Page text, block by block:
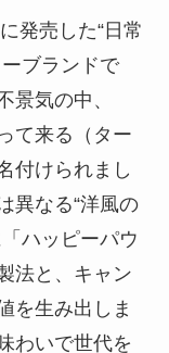
発売した“日常
ブランドで
景気の中、
て来る（ター
付けられまし
異なる“洋風の
ハッピーパウ
法と、キャン
を生み出しま
わいで世代を